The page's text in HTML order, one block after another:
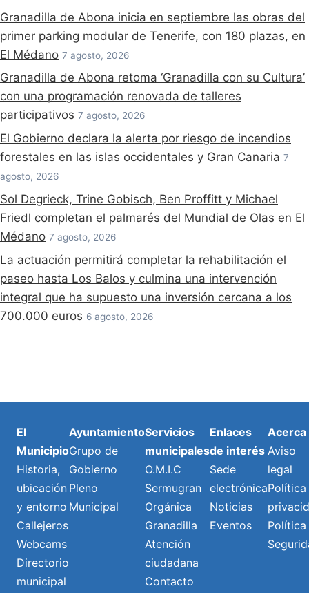
Granadilla de Abona inicia en septiembre las obras del
primer parking modular de Tenerife, con 180 plazas, en
El Médano 7 agosto, 2026
Granadilla de Abona retoma ‘Granadilla con su Cultura’
con una programación renovada de talleres
participativos 7 agosto, 2026
El Gobierno declara la alerta por riesgo de incendios
forestales en las islas occidentales y Gran Canaria 7
agosto, 2026
Sol Degrieck, Trine Gobisch, Ben Proffitt y Michael
Friedl completan el palmarés del Mundial de Olas en El
Médano 7 agosto, 2026
La actuación permitirá completar la rehabilitación el
paseo hasta Los Balos y culmina una intervención
integral que ha supuesto una inversión cercana a los
700.000 euros 6 agosto, 2026
El
Municipio
Historia,
ubicación
y entorno
Callejeros
Webcams
Directorio
municipal
Ayuntamiento
Grupo de
Gobierno
Pleno
Municipal
Servicios
municipales
O.M.I.C
Sermugran
Orgánica
Granadilla
Atención
ciudadana
Contacto
Enlaces
de interés
Sede
electrónica
Noticias
Eventos
Acerca
Aviso
legal
Política
Política